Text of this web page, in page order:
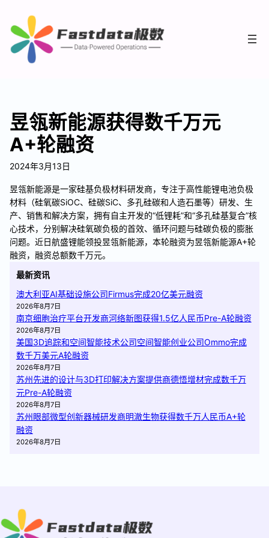
昱瓴新能源获得数千万元
A+轮融资
2024年3月13日
昱瓴新能源是一家硅基负极材料研发商，专注于高性能锂电池负极
材料（硅氧碳SiOC、硅碳SiC、多孔硅碳和人造石墨等）研发、生
产、销售和解决方案，拥有自主开发的“低锂耗”和“多孔硅基复合”核
心技术，分别解决硅氧碳负极的首效、循环问题与硅碳负极的膨胀
问题。近日航盛锂能领投昱瓴新能源，本轮融资为昱瓴新能源A+轮
融资，融资总额数千万元。
最新资讯
澳大利亚AI基础设施公司Firmus完成20亿美元融资
2026年8月7日
南京细胞治疗平台开发商河络新图获得1.5亿人民币Pre-A轮融资
2026年8月7日
美国3D追踪和空间智能技术公司空间智能创业公司Ommo完成
数千万美元A轮融资
2026年8月7日
苏州先进的设计与3D打印解决方案提供商德悟增材完成数千万
元Pre-A轮融资
2026年8月7日
苏州眼部微型创新器械研发商明澈生物获得数千万人民币A+轮
融资
2026年8月7日